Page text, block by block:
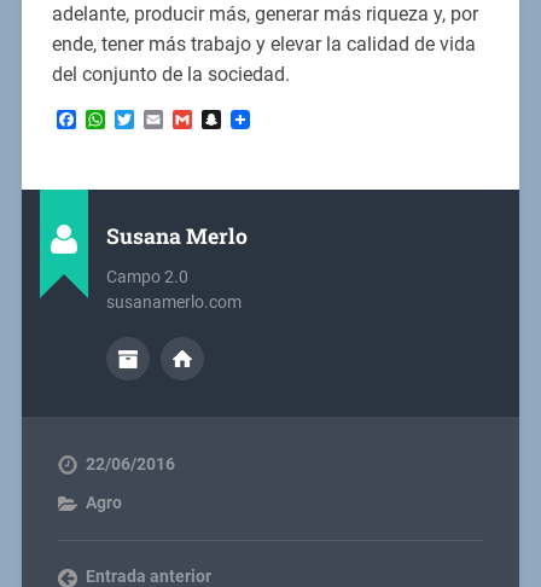
adelante, producir más, generar más riqueza y, por
ende, tener más trabajo y elevar la calidad de vida
del conjunto de la sociedad.
Facebook
WhatsApp
Twitter
EmailGmailSnapchat
Susana Merlo
Campo 2.0
susanamerlo.com
22/06/2016
Agro
Entrada anterior